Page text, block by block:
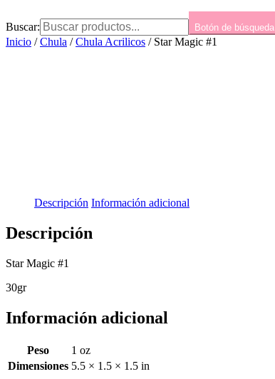
Buscar: Botón de búsqueda
Inicio /Chula /Chula Acrilicos / Star Magic #1
Descripción Información adicional
Descripción
Star Magic #1
30gr
Información adicional
Peso
1 oz
Dimensiones 5.5 × 1.5 × 1.5 in